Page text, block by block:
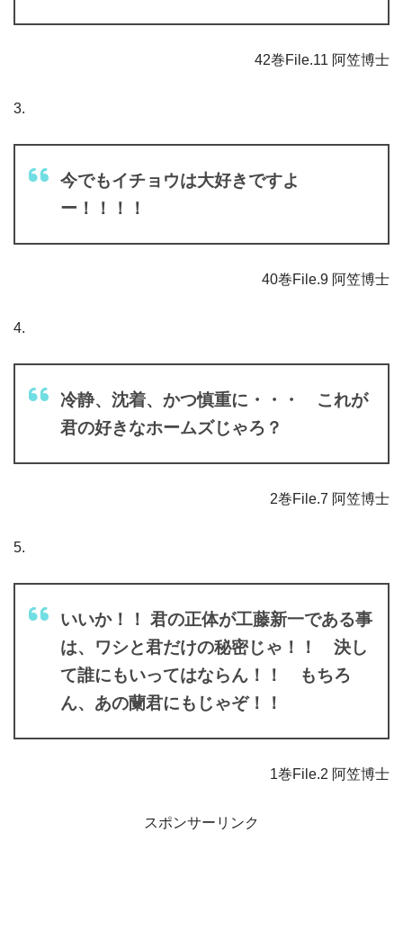
42巻File.11 阿笠博士
3.
今でもイチョウは大好きですよ
ー！！！！
40巻File.9 阿笠博士
4.
冷静、沈着、かつ慎重に・・・ これが
君の好きなホームズじゃろ？
2巻File.7 阿笠博士
5.
いいか！！ 君の正体が工藤新一である事
は、ワシと君だけの秘密じゃ！！ 決し
て誰にもいってはならん！！ もちろ
ん、あの蘭君にもじゃぞ！！
1巻File.2 阿笠博士
スポンサーリンク